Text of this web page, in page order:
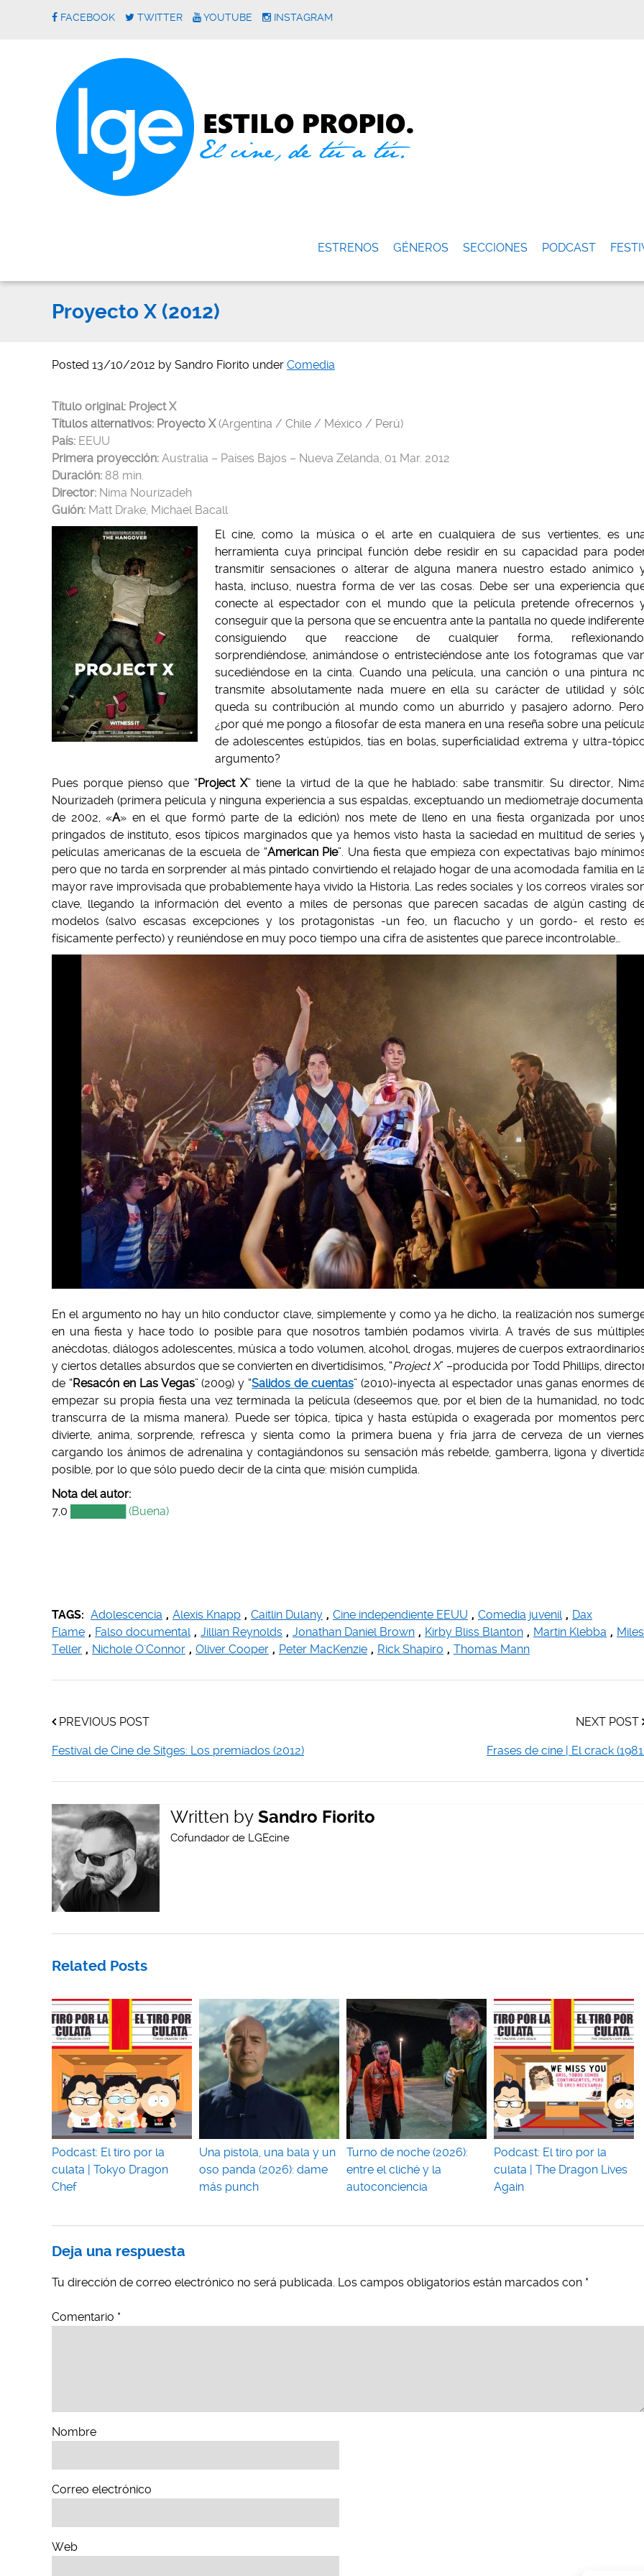
FACEBOOK TWITTER YOUTUBE INSTAGRAM
ESTRENOS GÉNEROS SECCIONES PODCAST
Proyecto X (2012)
Posted 13/10/2012 by Sandro Fiorito under Comedia
Título original: Project X
Títulos alternativos: Proyecto X(Argentina / Chile / México / Perú)
País: EEUU
Primera proyección: Australia – Países Bajos – Nueva Zelanda, 01 Mar. 2012
Duración: 88 min.
Director: Nima Nourizadeh
Guión: Matt Drake, Michael Bacall
El cine, como la música o el arte en cualquiera de sus vertientes, es
herramienta cuya principal función debe residir en su capacidad para
transmitir sensaciones o alterar de alguna manera nuestro estado anímico
hasta, incluso, nuestra forma de ver las cosas. Debe ser una experiencia
conecte al espectador con el mundo que la película pretende ofrecernos
conseguir que la persona que se encuentra ante la pantalla no quede
consiguiendo que reaccione de cualquier forma,
sorprendiéndose, animándose o entristeciéndose ante los fotogramas que
sucediéndose en la cinta.Cuando una película, una canción o una pintura
transmite absolutamente nada muere en ella su carácter de utilidad y
queda su contribución al mundo como un aburrido y pasajero adorno.
¿por qué me pongo a filosofar de esta manera en una reseña sobre una
de adolescentes estúpidos, tías en bolas, superficialidad extrema y ultra-
argumento?
Pues porque pienso que “Project X” tiene la virtud de la que he hablado: sabe transmitir. Su director,
Nourizadeh (primera película y ninguna experiencia a sus espaldas, exceptuando un mediometraje
de 2002, «A» en el que formó parte de la edición) nos mete de lleno en una fiesta organizada por
pringados de instituto, esos típicos marginados que ya hemos visto hasta la saciedad en multitud de series
películas americanas de la escuela de “American Pie”. Una fiesta que empieza con expectativas bajo
pero que no tarda en sorprender al más pintado convirtiendo el relajado hogar de una acomodada familia en
mayor rave improvisada que probablemente haya vivido la Historia. Las redes sociales y los correos virales
clave, llegando la información del evento a miles de personas que parecen sacadas de algún casting
modelos (salvo escasas excepciones y los protagonistas -un feo, un flacucho y un gordo- el resto
físicamente perfecto) y reuniéndose en muy poco tiempo una cifra de asistentes que parece incontrolable…
En el argumento no hay un hilo conductor clave, simplemente y como ya he dicho, la realización nos
en una fiesta y hace todo lo posible para que nosotros también podamos vivirla. A través de sus
anécdotas, diálogos adolescentes, música a todo volumen, alcohol, drogas, mujeres de cuerpos
y ciertos detalles absurdos que se convierten en divertidísimos, “Project X” –producida por Todd Phillips,
de “Resacón en Las Vegas” (2009) y “Salidos de cuentas” (2010)-inyecta al espectador unas ganas enormes
empezar su propia fiesta una vez terminada la película (deseemos que, por el bien de la humanidad, no
transcurra de la misma manera). Puede ser tópica, típica y hasta estúpida o exagerada por momentos
divierte, anima, sorprende, refresca y sienta como la primera buena y fría jarra de cerveza de un
cargando los ánimos de adrenalina y contagiándonos su sensación más rebelde, gamberra, ligona y
posible, por lo que sólo puedo decir de la cinta que: misión cumplida.
Nota del autor:
7,0
███████ (Buena)
TAGS: Adolescencia , Alexis Knapp , Caitlin Dulany , Cine independiente EEUU , Comedia juvenil , Dax
Flame , Falso documental , Jillian Reynolds , Jonathan Daniel Brown , Kirby Bliss Blanton , Martin Klebba , Miles
Teller , Nichole O'Connor , Oliver Cooper , Peter MacKenzie , Rick Shapiro , Thomas Mann
PREVIOUS POST
Festival de Cine de Sitges: Los premiados (2012)
NEXT POST
Frases de cine | El crack
Written by Sandro Fiorito
Cofundador de LGEcine
Related Posts
Podcast: El tiro por la
culata | Tokyo Dragon
Chef
Una pistola, una bala y un
oso panda (2026): dame
más punch
Turno de noche (2026):
entre el cliché y la
autoconciencia
Podcast: El tiro por la
culata | The Dragon Lives
Again
Deja una respuesta
Tu dirección de correo electrónico no será publicada. Los campos obligatorios están marcados con *
Comentario *
Nombre
Correo electrónico
Web